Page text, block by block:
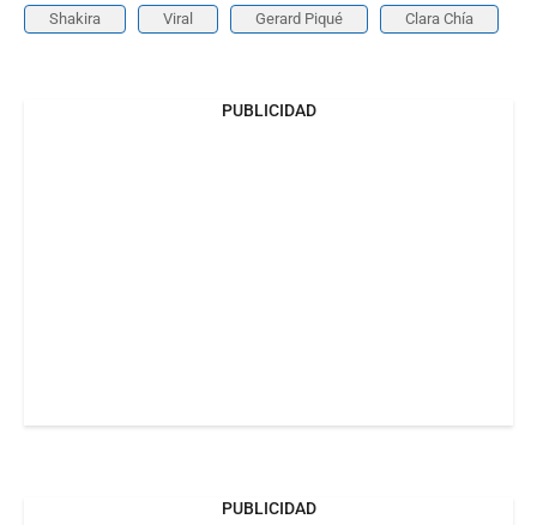
Shakira Viral Gerard Piqué Clara Chía
PUBLICIDAD
PUBLICIDAD